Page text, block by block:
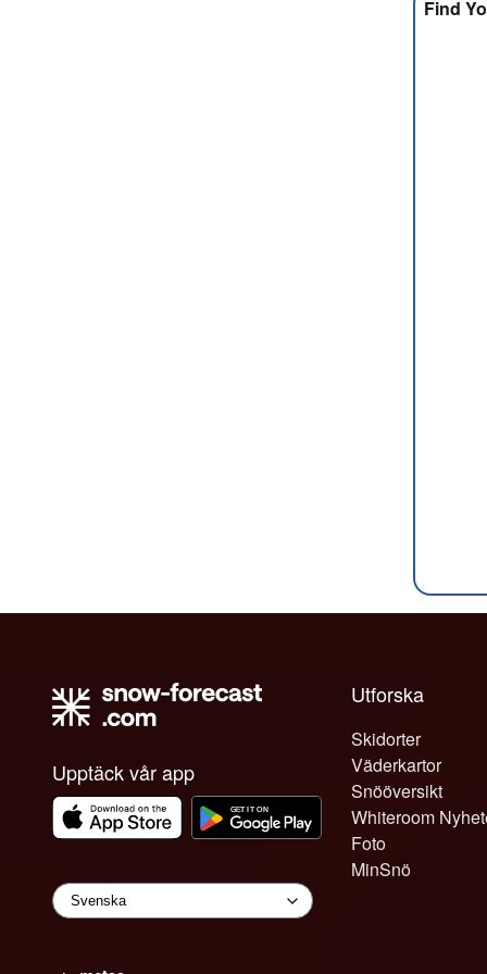
Find
Upptäck vår app
Utforska
Skidorter
Väderkartor
Snööversikt
Whiteroom
Foto
MinSnö